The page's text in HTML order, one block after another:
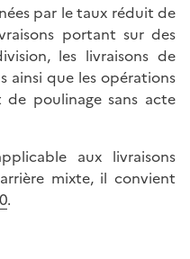
par le taux réduit de
portant sur des
les livraisons de
ainsi que les opérations
poulinage sans acte
aux livraisons
mixte, il convient
.